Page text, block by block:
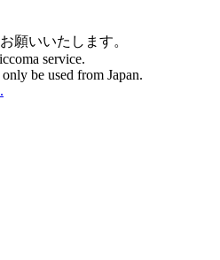
願いいたします。
service.
be used from Japan.